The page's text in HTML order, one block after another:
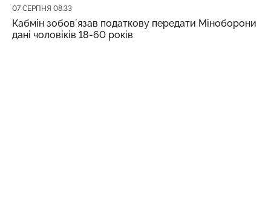
Дата публікації
07 СЕРПНЯ 08:33
Кабмін зобовʼязав податкову передати Міноборони
дані чоловіків 18-60 років